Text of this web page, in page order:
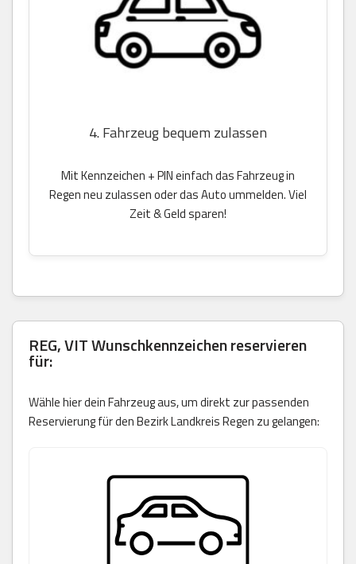
4. Fahrzeug bequem zulassen
Mit Kennzeichen + PIN einfach das Fahrzeug in
Regen neu zulassen oder das Auto ummelden. Viel
Zeit & Geld sparen!
REG, VIT Wunschkennzeichen reservieren
für:
Wähle hier dein Fahrzeug aus, um direkt zur passenden
Reservierung für den Bezirk Landkreis Regen zu gelangen: